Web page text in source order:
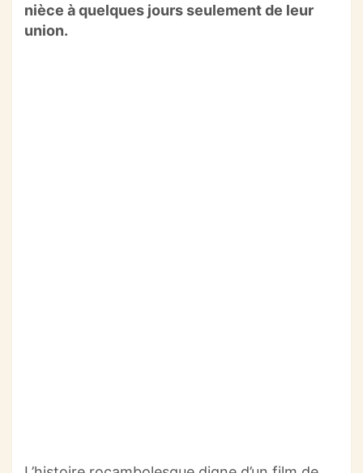
nièce à quelques jours seulement de leur
union.